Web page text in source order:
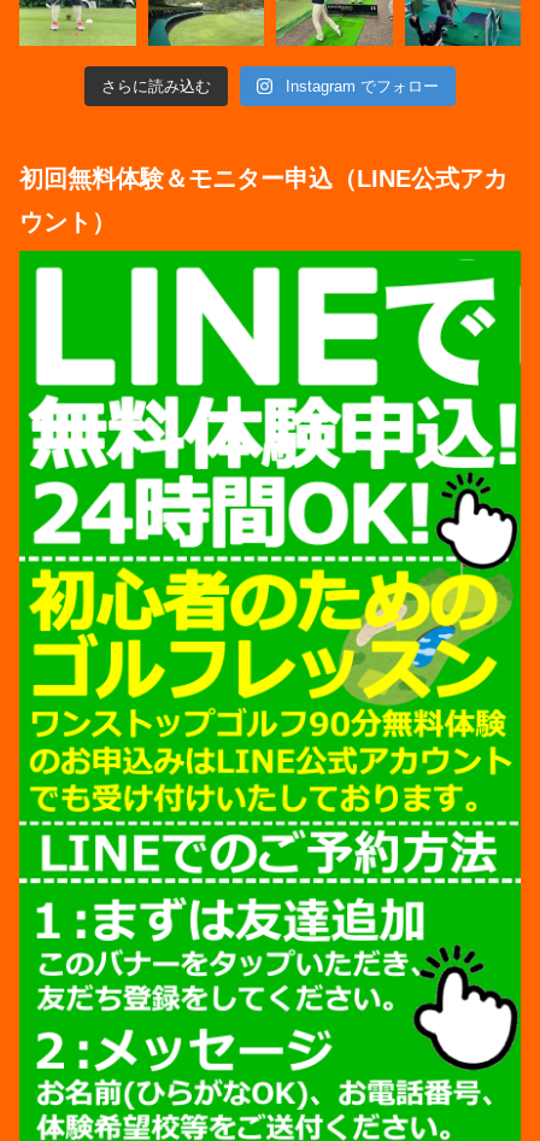
さらに読み込む Instagram でフォロー
初回無料体験＆モニター申込（LINE公式アカ
ウント）